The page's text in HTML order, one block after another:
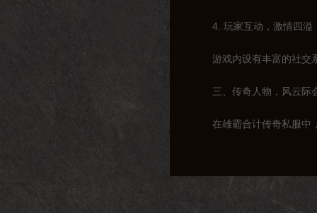
4. 玩家互动，激情四溢
游戏内设有丰富的社交
三、传奇人物，风云际
在雄霸合计传奇私服中
2. 魔龙王者：凭借精